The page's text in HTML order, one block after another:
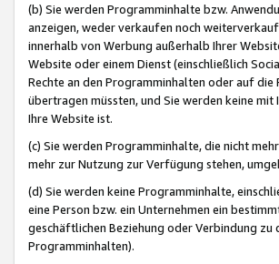
(b) Sie werden Programminhalte bzw.
anzeigen, weder verkaufen noch
innerhalb von Werbung außerhalb Ihrer
Website oder einem Dienst (einschließlich
Rechte an den Programminhalten oder auf
übertragen müssten, und Sie werden keine
Ihre Website ist.
(c) Sie werden Programminhalte, die nicht
mehr zur Nutzung zur Verfügung stehen,
(d) Sie werden keine Programminhalte,
eine Person bzw. ein Unternehmen ein
geschäftlichen Beziehung oder Verbindung
Programminhalten).